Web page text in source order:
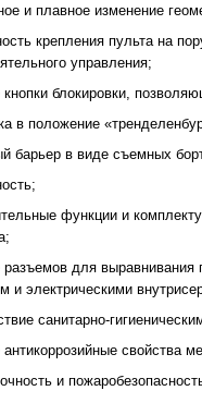
и плавное изменение
крепления пульта на
управления;
кнопки блокировки,
в положение
барьер в виде съемных
функции и
разъемов для
и электрическими
санитарно-
свойства
и